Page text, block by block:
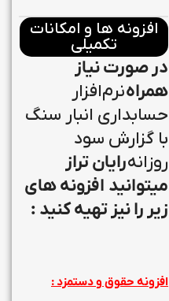
افزونه ها و امکانات
تکمیلی
در صورت نیاز
همراهنرم‌افزار
حسابداری انبار سنگ
با گزارش سود
روزانهرایان تراز
میتوانید افزونه های
زیر را نیز تهیه کنید :
افزونه حقوق و دستمزد :